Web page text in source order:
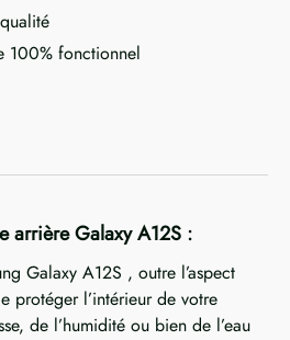
100% fonctionnel
arrière Galaxy A12S :
Galaxy A12S , outre l’aspect
protéger l’intérieur de votre
de l’humidité ou bien de l’eau